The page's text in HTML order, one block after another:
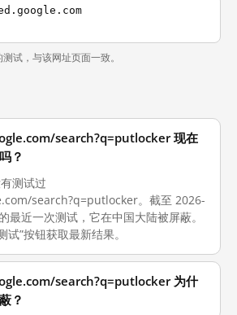
试，与该网址页面一致。
search?q=putlocker 现在
？
测试过
search?q=putlocker。截至 2026-
最近一次测试，它在中国大陆被屏蔽。
”按钮获取最新结果。
search?q=putlocker 为什
？